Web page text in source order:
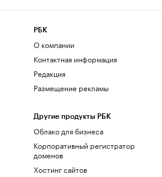
РБК
О компании
Контактная информация
Редакция
Размещение рекламы
Другие продукты РБК
Облако для бизнеса
Корпоративный регистратор
доменов
Хостинг сайтов